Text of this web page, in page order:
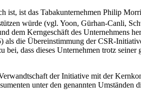
ist das Tabakunternehmen Philip
würde (vgl. Yoon, Gürhan-Canli,
dem Kerngeschäft des Unternehmens
die Übereinstimmung der CSR-
dass dieses Unternehmen trotz
der Initiative mit der
unter den genannten